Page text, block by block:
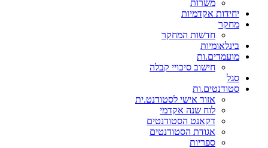
משרות
יחידות אקדמיות
מחקר
חדשות המחקר
בינלאומיות
מועמדים.ות
חישוב סיכויי קבלה
סגל
סטודנטים.ות
אזור אישי לסטודנט.ית
לוח שנה אקדמי
דקאנט הסטודנטים
אגודת הסטודנטים
ספריות